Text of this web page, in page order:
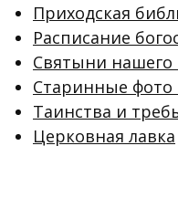
Приходская
Расписание
Святыни нашего
Старинные фото
Таинства и
Церковная лавка